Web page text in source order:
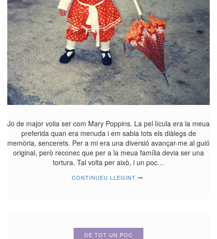
Jo de major volia ser com Mary Poppins. La pel·lícula era la meua
preferida quan era menuda i em sabia tots els diàlegs de
memòria, sencerets. Per a mi era una diversió avançar-me al guió
original, però reconec que per a la meua família devia ser una
tortura. Tal volta per això, i un poc…
CONTINUEU LLEGINT
DE TOT UN POC